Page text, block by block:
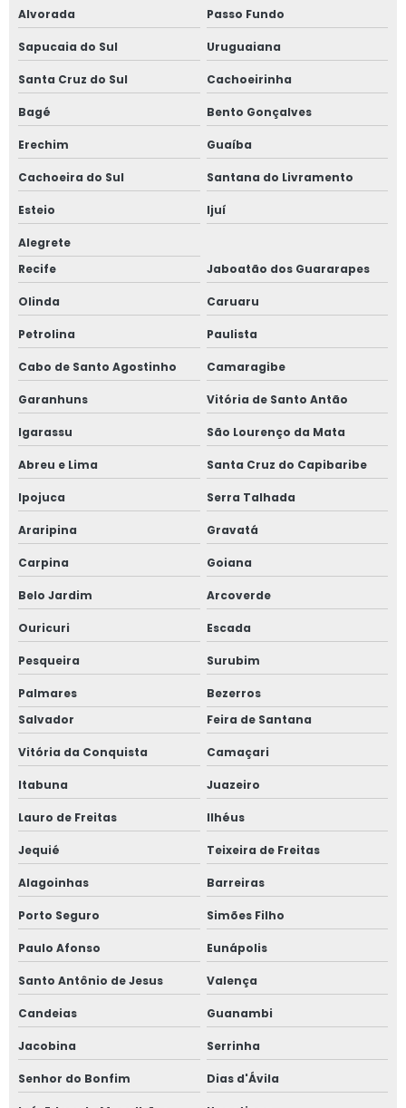
Alvorada Passo Fundo
Sapucaia do Sul Uruguaiana
Santa Cruz do Sul Cachoeirinha
Bagé Bento Gonçalves
Erechim Guaíba
Cachoeira do Sul Santana do Livramento
Esteio Ijuí
Alegrete
Recife
Jaboatão dos Guararapes
Olinda Caruaru
Petrolina Paulista
Cabo de Santo Agostinho Camaragibe
Garanhuns Vitória de Santo Antão
Igarassu São Lourenço da Mata
Abreu e Lima Santa Cruz do Capibaribe
Ipojuca Serra Talhada
Araripina Gravatá
Carpina Goiana
Belo Jardim Arcoverde
Ouricuri Escada
Pesqueira Surubim
Palmares
Bezerros
Salvador
Feira de Santana
Vitória da Conquista Camaçari
Itabuna Juazeiro
Lauro de Freitas Ilhéus
Jequié Teixeira de Freitas
Alagoinhas Barreiras
Porto Seguro Simões Filho
Paulo Afonso Eunápolis
Santo Antônio de Jesus Valença
Candeias Guanambi
Jacobina Serrinha
Senhor do Bonfim Dias d'Ávila